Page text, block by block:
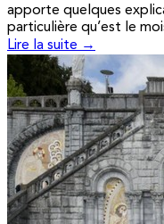
apporte quelques
particulière qu’est le
Lire la suite →